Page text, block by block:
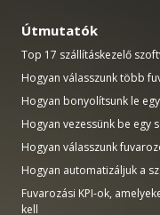
Útmutatók
Top 17 szállításkezelő
Hogyan válasszunk több
Hogyan bonyolítsunk le
Hogyan vezessünk be egy
Hogyan válasszunk
Hogyan automatizáljuk a
Fuvarozási KPI-ok,
kell